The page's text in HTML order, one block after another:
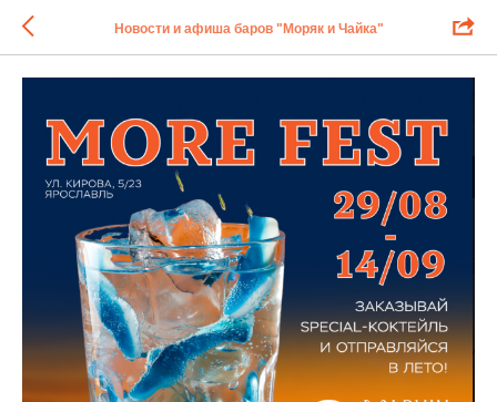
Новости и афиша баров "Моряк и Чайка"